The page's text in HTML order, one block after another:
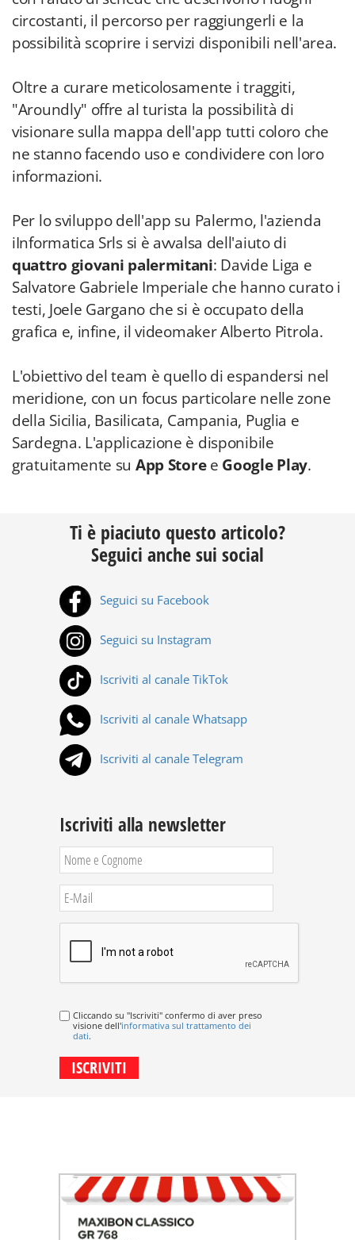
circostanti, il percorso per raggiungerli e la
possibilità scoprire i servizi disponibili nell'area.
Oltre a curare meticolosamente i traggiti,
"Aroundly" offre al turista la possibilità di
visionare sulla mappa dell'app tutti coloro che
ne stanno facendo uso e condividere con loro
informazioni.
Per lo sviluppo dell'app su Palermo, l'azienda
iInformatica Srls si è avvalsa dell'aiuto di
quattro giovani palermitani: Davide Liga e
Salvatore Gabriele Imperiale che hanno curato i
testi, Joele Gargano che si è occupato della
grafica e, infine, il videomaker Alberto Pitrola.
L'obiettivo del team è quello di espandersi nel
meridione, con un focus particolare nelle zone
della Sicilia, Basilicata, Campania, Puglia e
Sardegna. L'applicazione è disponibile
gratuitamente su App Storee Google Play.
Ti è piaciuto questo articolo?
Seguici anche sui social
Seguici su Facebook
Seguici su Instagram
Iscriviti al canale TikTok
Iscriviti al canale Whatsapp
Iscriviti al canale Telegram
Iscriviti alla newsletter
Cliccando su "Iscriviti" confermo di aver preso
visione dell'informativa sul trattamento dei
dati.